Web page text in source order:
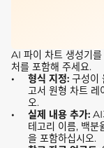
AI 파이 차트 생성기
처를 포함해 주세요.
형식 지정: 구성이
고서 원형 차트
오.
실제 내용 추가: AI
테고리 이름, 백분
을 포함하십시오.